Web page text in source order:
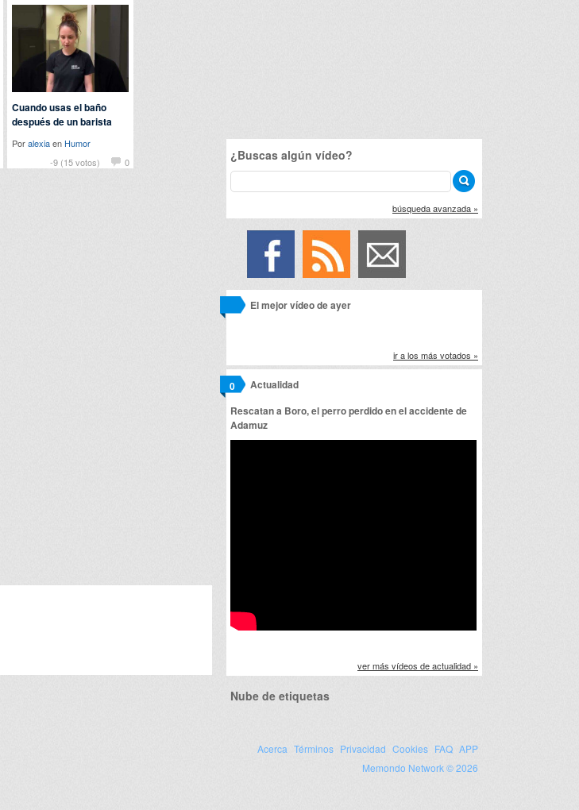
-9 (15 votos) 0
Cuando usas el baño
después de un barista
Poralexiaen Humor
¿Buscas algún vídeo?
búsqueda avanzada »
El mejor vídeo de ayer
ir a los más votados »
Actualidad
0
Rescatan a Boro, el perro perdido en el accidente de
Adamuz
ver más vídeos de actualidad »
Nube de etiquetas
Acerca Términos Privacidad Cookies FAQ APP
Memondo Network © 2026